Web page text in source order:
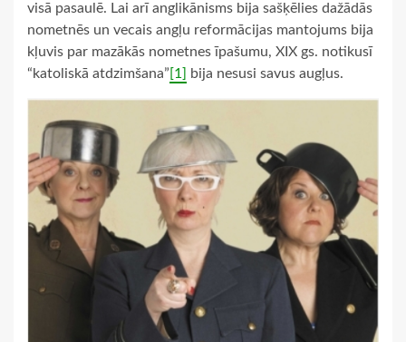
visā pasaulē. Lai arī anglikānisms bija sašķēlies dažādās
nometnēs un vecais angļu reformācijas mantojums bija
kļuvis par mazākās nometnes īpašumu, XIX gs. notikusī
“katoliskā atdzimšana” [1] bija nesusi savus augļus.